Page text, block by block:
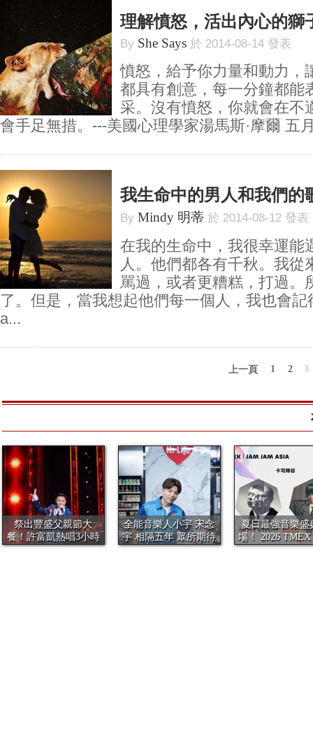
理解憤怒，活出內心的獅
By She Says 於 2014-08-14 發表
憤怒，給予你力量和動力，
都具有創意，每一分鐘都能
采。沒有憤怒，你就會在不
會手足無措。---美國心理學家湯馬斯·摩爾 五
我生命中的男人和我們的
By Mindy 明蒂 於 2014-08-12 發表
在我的生命中，我很幸運能
人。他們都各有千秋。我從
駡過，或者更糟糕，打過。
了。但是，當我想起他們每一個人，我也會
a...
上一頁 1 2 3
祭出豐盛父親節大
餐！許富凱熱唱3小時
共40首歌、...
全能音樂人小宇 宋念
宇 相隔五年 眾所期待
全新...
夏日最強音樂盛
場！ 2026 TMEX